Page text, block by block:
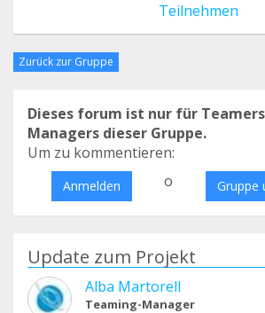
Teilnehmen
Zurück zur Gruppe
Dieses forum ist nur für
Managers dieser Gruppe.
Um zu kommentieren:
Anmelden o Gruppe
Update zum Projekt
Alba Martorell
Teaming-Manager